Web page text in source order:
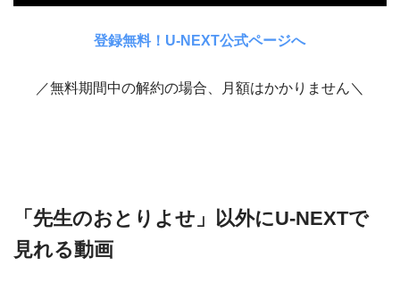
登録無料！U-NEXT公式ページへ
／無料期間中の解約の場合、月額はかかりません＼
「先生のおとりよせ」以外にU-NEXTで
見れる動画